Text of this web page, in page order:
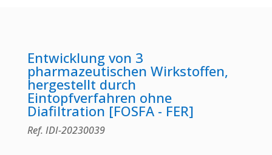
Entwicklung von 3
pharmazeutischen Wirkstoffen,
hergestellt durch
Eintopfverfahren ohne
Diafiltration [FOSFA - FER]
Ref. IDI-20230039